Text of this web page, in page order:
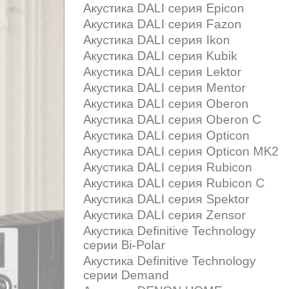
Акустика DALI серия Epicon
Акустика DALI серия Fazon
Акустика DALI серия Ikon
Акустика DALI серия Kubik
Акустика DALI серия Lektor
Акустика DALI серия Mentor
Акустика DALI серия Oberon
Акустика DALI серия Oberon С
Акустика DALI серия Opticon
Акустика DALI серия Opticon MK2
Акустика DALI серия Rubicon
Акустика DALI серия Rubicon С
Акустика DALI серия Spektor
Акустика DALI серия Zensor
Акустика Definitive Technology
серии Bi-Polar
Акустика Definitive Technology
серии Demand